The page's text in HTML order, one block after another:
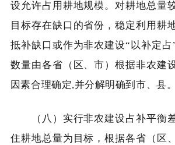
设允许占用耕地规模。对耕地总量
目标存在缺口的省份，稳定利用耕
抵补缺口或作为非农建设“以补定
数量由各省（区、市）根据非农建
因素合理确定,并分解明确到市、县。
（八）实行非农建设占补平衡
住耕地总量为目标，根据各省（区